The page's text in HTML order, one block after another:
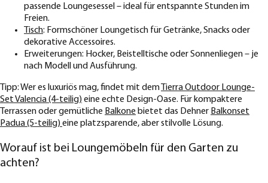
passende Loungesessel – ideal für entspannte Stunden im
Freien.
Tisch: Formschöner Loungetisch für Getränke, Snacks oder
dekorative Accessoires.
Erweiterungen: Hocker, Beistelltische oder Sonnenliegen – je
nach Modell und Ausführung.
Tipp: Wer es luxuriös mag, findet mit dem
Tierra Outdoor Lounge-
Set Valencia (4-teilig)eine echte Design-Oase. Für kompaktere
Terrassen oder gemütliche Balkone bietet das Dehner Balkonset
Padua (5-teilig)eine platzsparende, aber stilvolle Lösung.
Worauf ist bei Loungemöbeln für den Garten zu
achten?